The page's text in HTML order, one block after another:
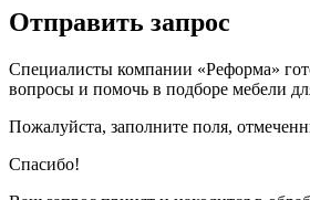
Отправить запрос
Специалисты компании «Реформа»
вопросы и помочь в подборе мебели
Пожалуйста, заполните поля,
Спасибо!